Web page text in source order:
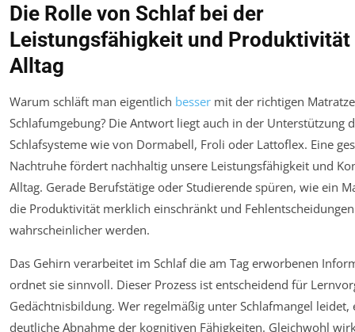
Die Rolle von Schlaf bei der
Leistungsfähigkeit und Produktivität
Alltag
Warum schläft man eigentlich besser mit der richtigen
Schlafumgebung? Die Antwort liegt auch in der Unterstützung
Schlafsysteme wie von Dormabell, Froli oder Lattoflex. Eine
Nachtruhe fördert nachhaltig unsere Leistungsfähigkeit und
Alltag. Gerade Berufstätige oder Studierende spüren, wie ein
die Produktivität merklich einschränkt und Fehlentscheidungen
wahrscheinlicher werden.
Das Gehirn verarbeitet im Schlaf die am Tag erworbenen
ordnet sie sinnvoll. Dieser Prozess ist entscheidend für
Gedächtnisbildung. Wer regelmäßig unter Schlafmangel leidet,
deutliche Abnahme der kognitiven Fähigkeiten. Gleichwohl